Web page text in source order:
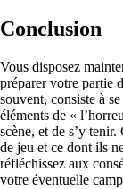
Conclusion
Vous disposez
préparer votre partie
souvent, consiste à
éléments de «
scène, et de s’y
de jeu et ce dont ils
réfléchissez aux
votre éventuelle